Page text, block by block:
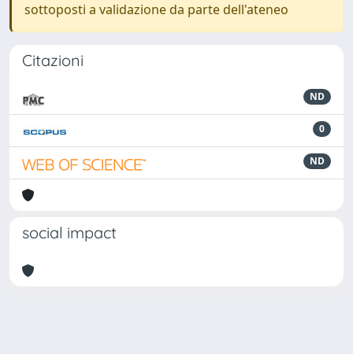
sottoposti a validazione da parte dell'ateneo
Citazioni
ND
0
ND
social impact